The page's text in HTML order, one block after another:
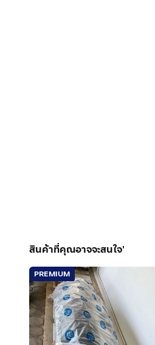
สินค้าที่คุณอาจจะสนใจ'
PREMIUM